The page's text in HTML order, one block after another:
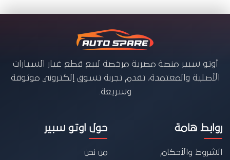
أوتو سبير منصة مصرية مرخصة لبيع قطع غيار السيارات
الأصلية والمعتمدة، تقدم تجربة تسوق إلكتروني موثوقة
وسريعة.
روابط هامة
الشروط والأحكام
حول اوتو سبير
من نحن